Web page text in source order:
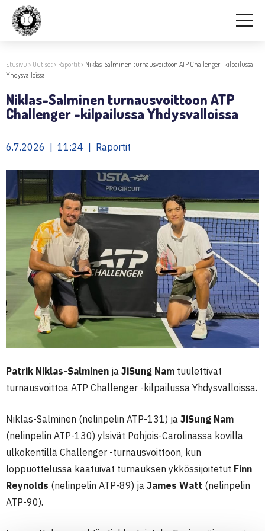
Etusivu > Uutiset> Raportit> Niklas-Salminen turnausvoittoon ATP Challenger -kilpailussa
Yhdysvalloissa
Niklas-Salminen turnausvoittoon ATP
Challenger -kilpailussa Yhdysvalloissa
6.7.2026 | 11:24 | Raportit
Patrik Niklas-Salminen ja JiSung Nam tuulettivat
turnausvoittoa ATP Challenger -kilpailussa Yhdysvalloissa.
Niklas-Salminen (nelinpelin ATP-131) ja JiSung Nam
(nelinpelin ATP-130) ylsivät Pohjois-Carolinassa kovilla
ulkokentillä Challenger -turnausvoittoon, kun
loppuottelussa kaatuivat turnauksen ykkössijoitetut Finn
Reynolds (nelinpelin ATP-89) ja James Watt (nelinpelin
ATP-90).